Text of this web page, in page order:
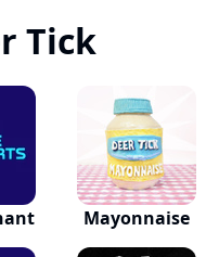
Tick
Mayonnaise